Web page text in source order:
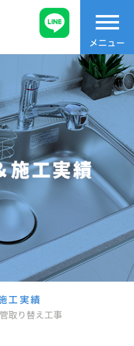
t
o
g
g
l
n
i
g
o
n
メニュー
工実績
取り替え工事